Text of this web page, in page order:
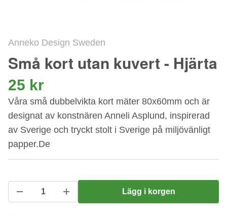
Anneko Design Sweden
Små kort utan kuvert - Hjärta
25 kr
Våra små dubbelvikta kort mäter 80x60mm och är
designat av konstnären Anneli Asplund, inspirerad
av Sverige och tryckt stolt i Sverige på miljövänligt
papper.De
Lägg i korgen